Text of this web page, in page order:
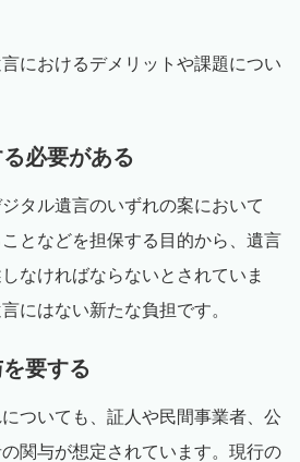
におけるデメリットや課題につい
必要がある
タル遺言のいずれの案において
となどを担保する目的から、遺言
なければならないとされていま
にはない新たな負担です。
要する
ついても、証人や民間事業者、公
関与が想定されています。現行の